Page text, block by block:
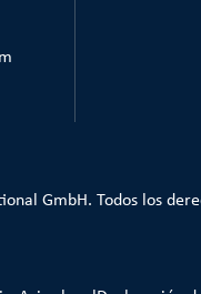
GmbH. Todos los